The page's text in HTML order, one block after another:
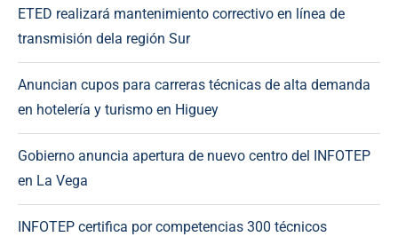
ETED realizará mantenimiento correctivo en línea de
transmisión dela región Sur
Anuncian cupos para carreras técnicas de alta demanda
en hotelería y turismo en Higuey
Gobierno anuncia apertura de nuevo centro del INFOTEP
en La Vega
INFOTEP certifica por competencias 300 técnicos